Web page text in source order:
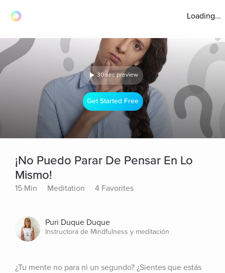
Loading...
30 sec preview
Get Started Free
¡No Puedo Parar De Pensar En Lo
Mismo!
15 Min Meditation 4 Favorites
Puri Duque Duque
Instructora de Mindfulness y meditación
¿Tu mente no para ni un segundo? ¿Sientes que estás